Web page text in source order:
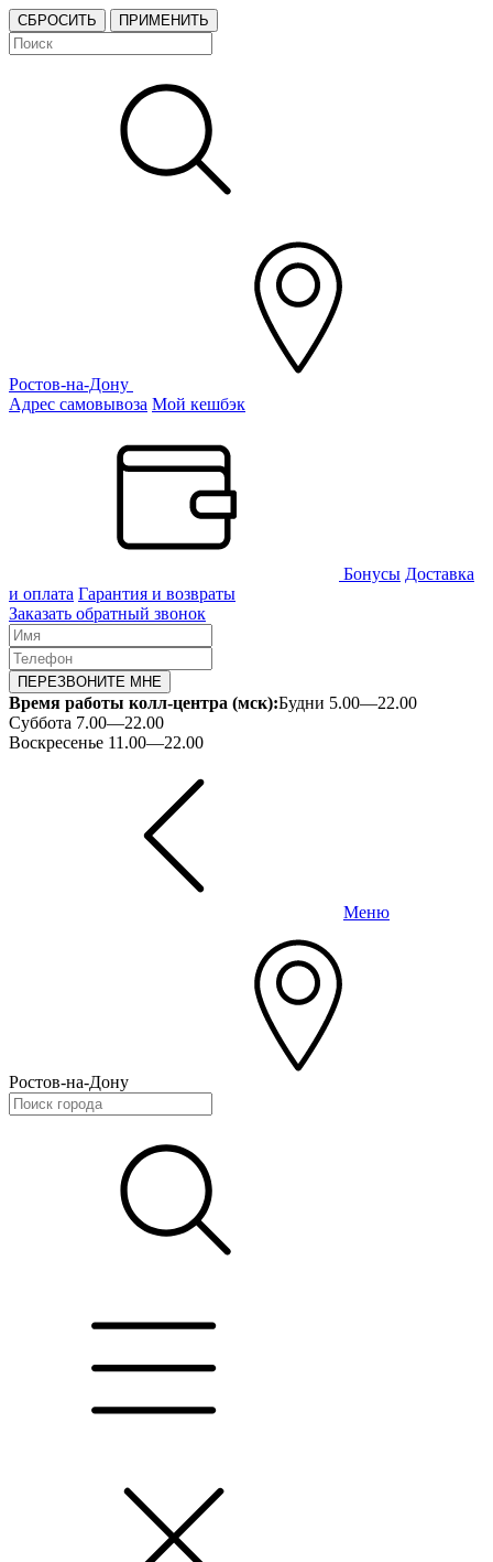
СБРОСИТЬ ПРИМЕНИТЬ
Ростов-на-Дону
Адрес самовывоза Мой кешбэк
Бонусы Доставка
и оплата Гарантия и возвраты
Заказать обратный звонок
ПЕРЕЗВОНИТЕ МНЕ
Время работы колл-центра (мск):Будни 5.00—22.00
Суббота 7.00—22.00
Воскресенье 11.00—22.00
Меню
Ростов-на-Дону